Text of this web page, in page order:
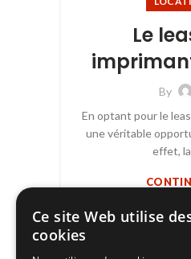
Le
By
En optant pour le
une véritable
effet,
Ce site Web utilise
cookies